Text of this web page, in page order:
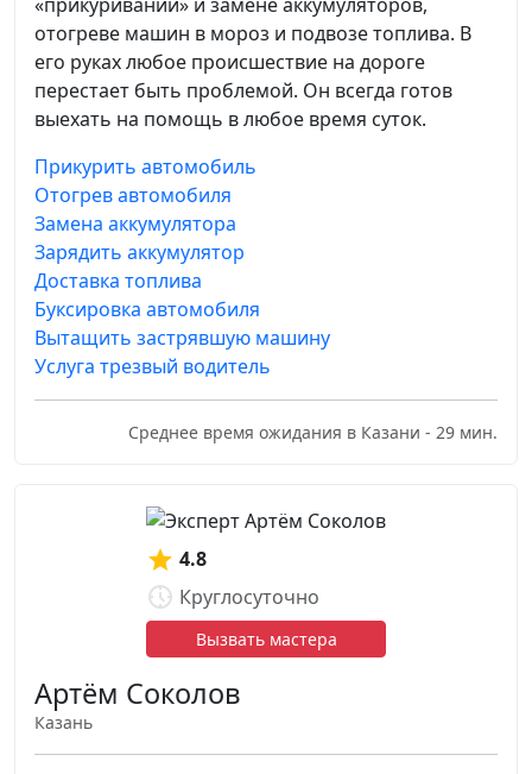
«прикуривании» и замене аккумуляторов,
отогреве машин в мороз и подвозе топлива. В
его руках любое происшествие на дороге
перестает быть проблемой. Он всегда готов
выехать на помощь в любое время суток.
Прикурить автомобиль
Отогрев автомобиля
Замена аккумулятора
Зарядить аккумулятор
Доставка топлива
Буксировка автомобиля
Вытащить застрявшую машину
Услуга трезвый водитель
Среднее время ожидания в Казани - 29 мин.
4.8
Круглосуточно
Вызвать мастера
Артём Соколов
Казань